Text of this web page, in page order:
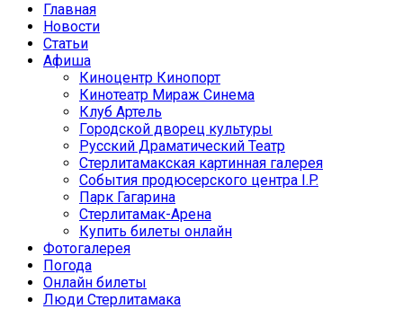
Главная
Новости
Статьи
Афиша
Киноцентр Кинопорт
Кинотеатр Мираж Синема
Клуб Артель
Городской дворец культуры
Русский Драматический Театр
Стерлитамакская картинная галерея
События продюсерского центра I.P.
Парк Гагарина
Стерлитамак-Арена
Купить билеты онлайн
Фотогалерея
Погода
Онлайн билеты
Люди Стерлитамака